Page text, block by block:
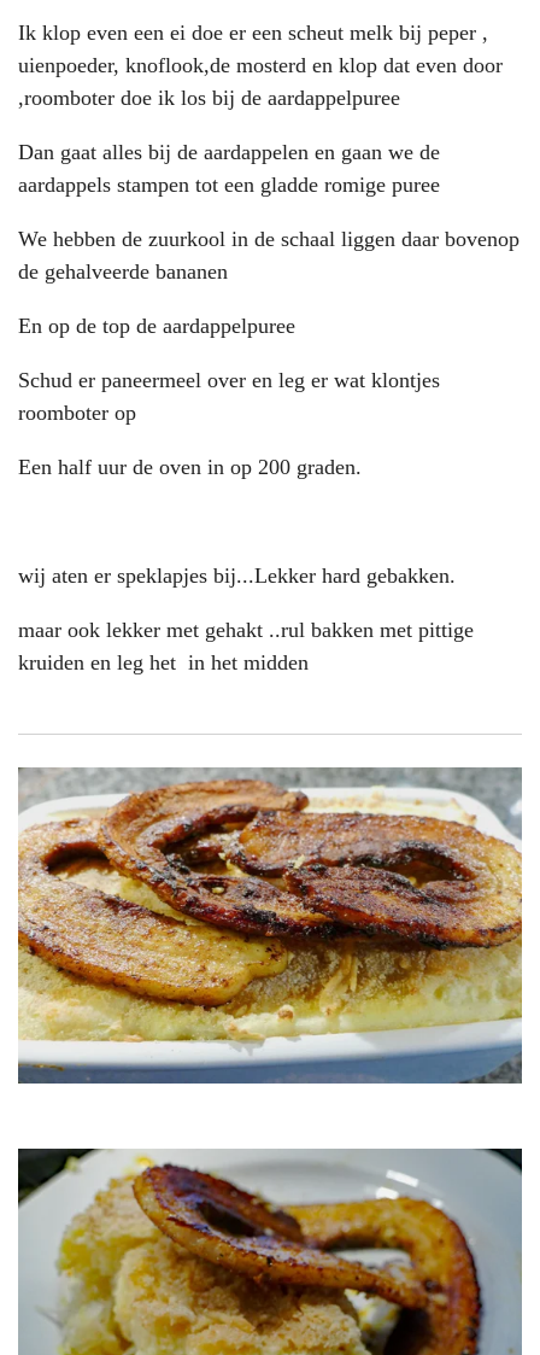
Ik klop even een ei doe er een scheut melk bij peper ,
uienpoeder, knoflook,de mosterd en klop dat even door
,roomboter doe ik los bij de aardappelpuree
Dan gaat alles bij de aardappelen en gaan we de
aardappels stampen tot een gladde romige puree
We hebben de zuurkool in de schaal liggen daar bovenop
de gehalveerde bananen
En op de top de aardappelpuree
Schud er paneermeel over en leg er wat klontjes
roomboter op
Een half uur de oven in op 200 graden.
wij aten er speklapjes bij...Lekker hard gebakken.
maar ook lekker met gehakt ..rul bakken met pittige
kruiden en leg het in het midden